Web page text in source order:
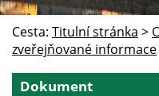
Cesta: Titulní stránka >
zveřejňované informace
Dokument